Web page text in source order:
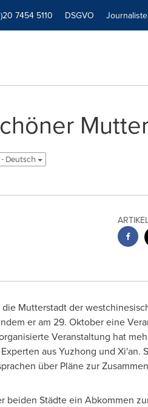
7454 5110 DSGVO
Deutsch
Mutterstadt der
er am 29. Oktober eine
Veranstaltung hat
aus Yuzhong und Xi'an.
über Pläne zur
beiden Städte ein Abkommen